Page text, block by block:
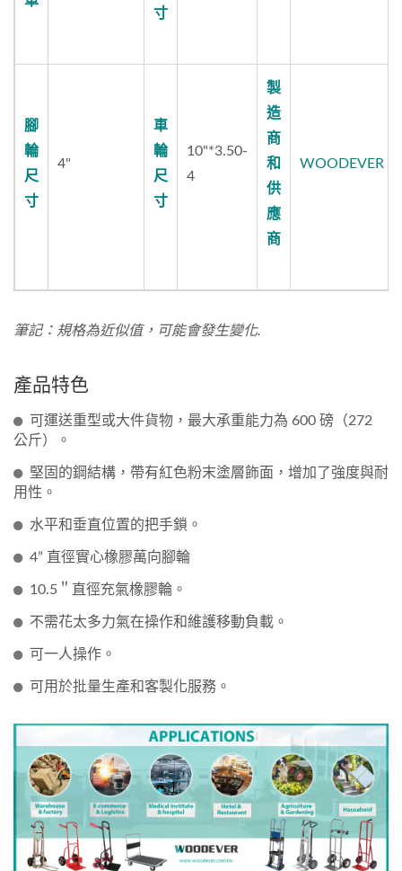
寸
腳
輪
尺
寸
4"
車
輪
尺
寸
10"*3.50-
4
製
造
商
和
供
應
商
WOODEVER
筆記： 規格為近似值，可能會發生變化.
產品特色
可運送重型或大件貨物，最大承重能力為 600 磅（272
公斤）。
堅固的鋼結構，帶有紅色粉末塗層飾面，增加了強度與耐
用性。
水平和垂直位置的把手鎖。
4” 直徑實心橡膠萬向腳輪
10.5＂直徑充氣橡膠輪。
不需花太多力氣在操作和維護移動負載。
可一人操作。
可用於批量生產和客製化服務。